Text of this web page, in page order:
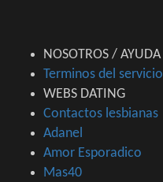
NOSOTROS / AYUDA
Terminos del servicio
WEBS DATING
Contactos lesbianas
Adanel
Amor Esporadico
Mas40